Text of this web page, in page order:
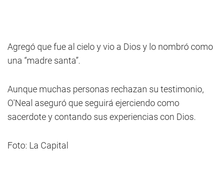
Agregó que fue al cielo y vio a Dios y lo nombró como
una “madre santa”.
Aunque muchas personas rechazan su testimonio,
O'Neal aseguró que seguirá ejerciendo como
sacerdote y contando sus experiencias con Dios.
Foto: La Capital